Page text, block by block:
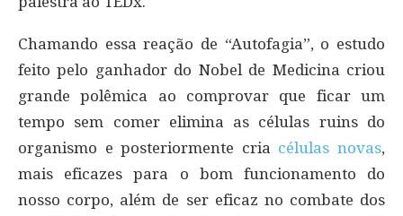
Chamando essa reação de “Autofagia”, o estudo
feito pelo ganhador do Nobel de Medicina criou
grande polêmica ao comprovar que ficar um
tempo sem comer elimina as células ruins do
organismo e posteriormente cria células novas,
mais eficazes para o bom funcionamento do
nosso corpo, além de ser eficaz no combate dos